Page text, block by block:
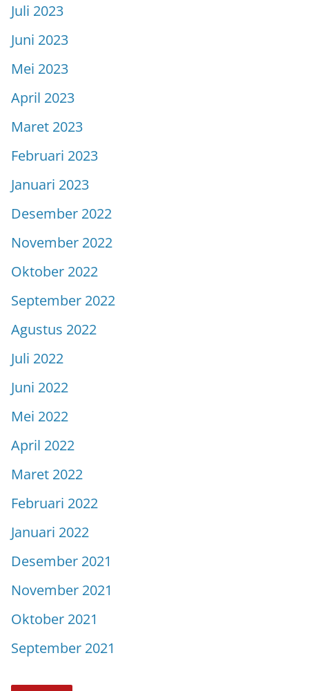
Juli 2023
Juni 2023
Mei 2023
April 2023
Maret 2023
Februari 2023
Januari 2023
Desember 2022
November 2022
Oktober 2022
September 2022
Agustus 2022
Juli 2022
Juni 2022
Mei 2022
April 2022
Maret 2022
Februari 2022
Januari 2022
Desember 2021
November 2021
Oktober 2021
September 2021